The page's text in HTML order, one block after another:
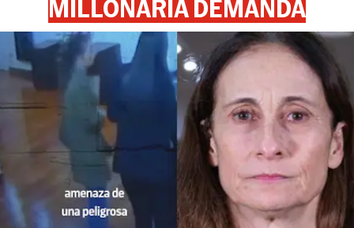
MILLONARIA DEMANDA